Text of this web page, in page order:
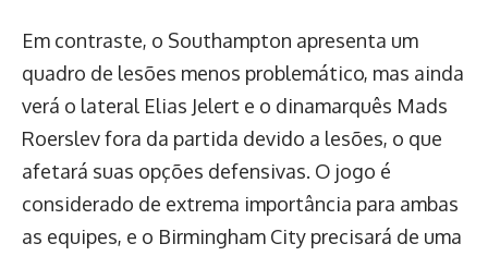
Em contraste, o Southampton apresenta um
quadro de lesões menos problemático, mas ainda
verá o lateral Elias Jelert e o dinamarquês Mads
Roerslev fora da partida devido a lesões, o que
afetará suas opções defensivas. O jogo é
considerado de extrema importância para ambas
as equipes, e o Birmingham City precisará de uma